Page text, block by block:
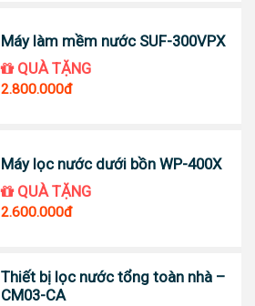
Máy làm mềm nước SUF-300VPX
QUÀ TẶNG
2.800.000đ
Máy lọc nước dưới bồn WP-400X
QUÀ TẶNG
2.600.000đ
Thiết bị lọc nước tổng toàn nhà –
CM03-CA